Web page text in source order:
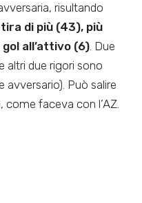
risultando
di più (43), più
all’attivo (6). Due
altri due rigori sono
Può salire
come faceva con l’AZ.